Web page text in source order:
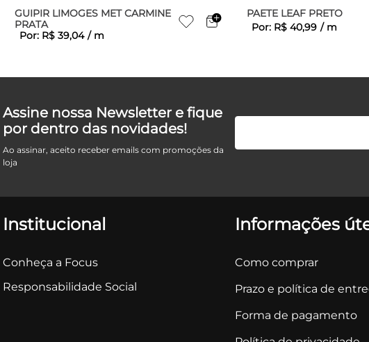
GUIPIR LIMOGES MET CARMINE
PRATA
Por: R$ 39,04 / m
PAETE LEAF PRETO
Por: R$ 40,99 / m
Assine nossa Newsletter e fique
por dentro das novidades!
Ao assinar, aceito receber emails com promoções da
loja
Institucional
Conheça a Focus
Responsabilidade Social
Informações
Como comprar
Prazo e política de
Forma de pagamento